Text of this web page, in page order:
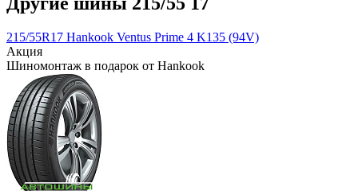
215/55R17 Hankook Ventus Prime 4 K135 (94V)
Акция
Шиномонтаж в подарок от Hankook